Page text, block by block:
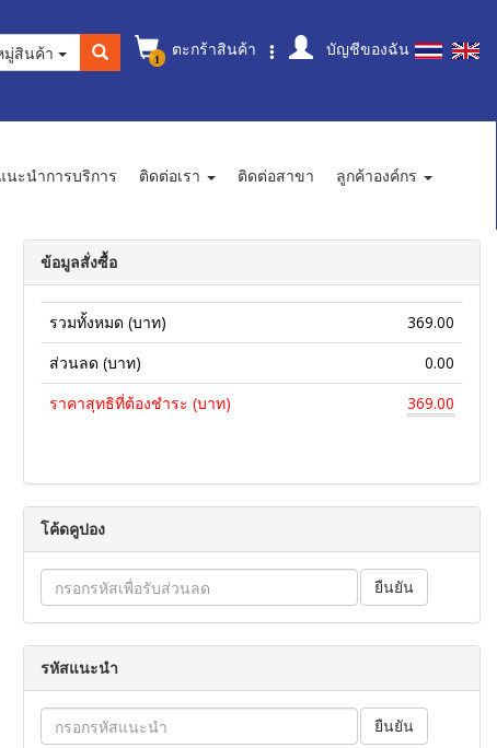
1 ตะกร้าสินค้า บัญชีของฉัน
สินค้า
นะนำการบริการ ติดต่อเรา ติดต่อสาขา
ลูกค้าองค์กร
ข้อมูลสั่งซื้อ
รวมทั้งหมด (บาท)
369.00
ส่วนลด (บาท)
0.00
ราคาสุทธิที่ต้องชำระ (บาท)
369.00
โค้ดคูปอง
รหัสแนะนำ